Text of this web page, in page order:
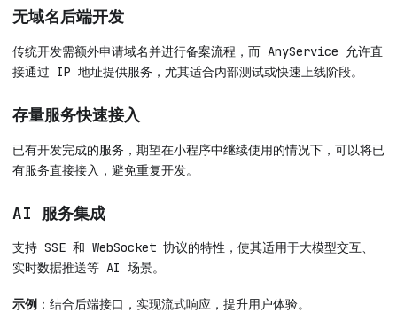
无域名后端开发
传统开发需额外申请域名并进行备案流程，而 AnyService 允许直
接通过 IP 地址提供服务，尤其适合内部测试或快速上线阶段。
存量服务快速接入
已有开发完成的服务，期望在小程序中继续使用的情况下，可以将已
有服务直接接入，避免重复开发。
AI 服务集成
支持 SSE 和 WebSocket 协议的特性，使其适用于大模型交互、
实时数据推送等 AI 场景。
示例 ：结合后端接口，实现流式响应，提升用户体验。